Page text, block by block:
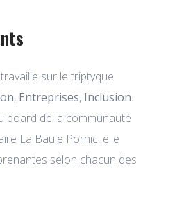
sur le triptyque
, Entreprises, Inclusion.
board de la communauté
La Baule Pornic, elle
selon chacun des